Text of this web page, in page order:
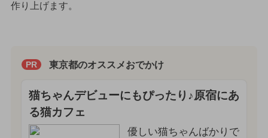
作り上げます。
PR 東京都のオススメおでかけ
猫ちゃんデビューにもぴったり♪原宿にあ
る猫カフェ
優しい猫ちゃんばかりで